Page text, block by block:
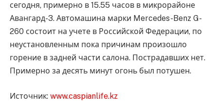
сегодня, примерно в 15.55 часов в микрорайоне
Авангард-3. Автомашина марки Mercedes-Benz G-
260 состоит на учете в Российской Федерации, по
неустановленным пока причинам произошло
горение в задней части салона. Пострадавших нет.
Примерно за десять минут огонь был потушен.
Источник: www.caspianlife.kz